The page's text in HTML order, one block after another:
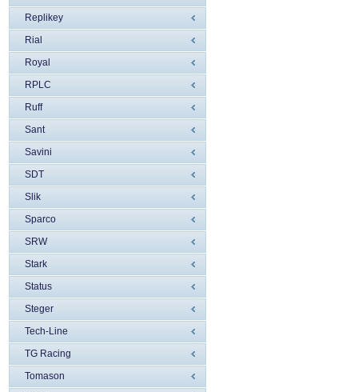
Replikey
Rial
Royal
RPLC
Ruff
Sant
Savini
SDT
Slik
Sparco
SRW
Stark
Status
Steger
Tech-Line
TG Racing
Tomason